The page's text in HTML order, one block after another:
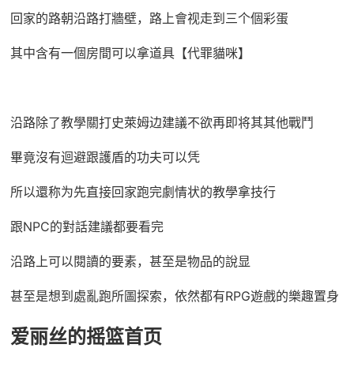
回家的路朝沿路打牆壁，路上會视走到三个個彩蛋
其中含有一個房間可以拿道具【代罪貓咪】
沿路除了教學關打史萊姆边建議不欲再即将其其他戰鬥
畢竟沒有迴避跟護盾的功夫可以凭
所以還称为先直接回家跑完劇情状的教學拿技行
跟NPC的對話建議都要看完
沿路上可以閱讀的要素，甚至是物品的說显
甚至是想到處亂跑所圖探索，依然都有RPG遊戲的樂趣置身
爱丽丝的摇篮首页